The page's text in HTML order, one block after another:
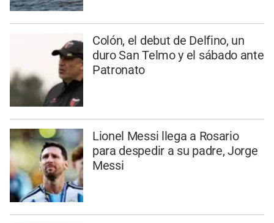
Colón, el debut de Delfino, un
duro San Telmo y el sábado ante
Patronato
Lionel Messi llega a Rosario
para despedir a su padre, Jorge
Messi